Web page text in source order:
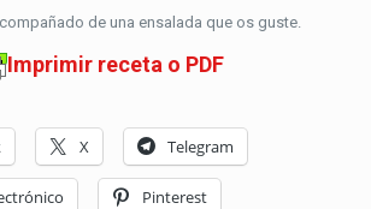
de una ensalada que os guste.
Imprimir receta o PDF
X Telegram
Pinterest